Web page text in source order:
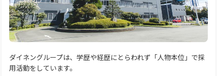
ダイネングループは、学歴や経歴にとらわれず「人物本位」で採
用活動をしています。